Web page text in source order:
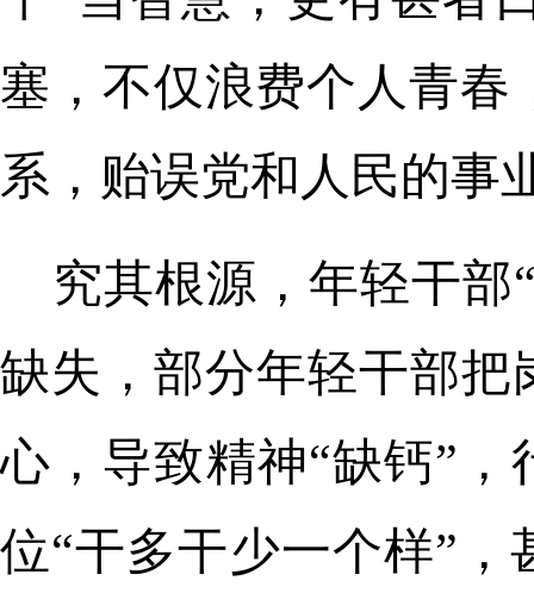
塞，不仅浪费个人青
系，贻误党和人民的事
究其根源，年轻干部
缺失，部分年轻干部把
心，导致精神“缺钙”
位“干多干少一个样”